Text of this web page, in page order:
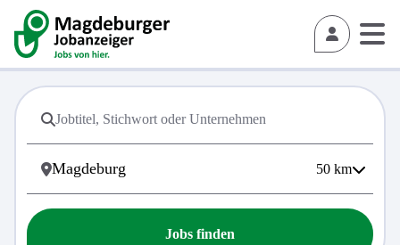
50 km
Jobs finden